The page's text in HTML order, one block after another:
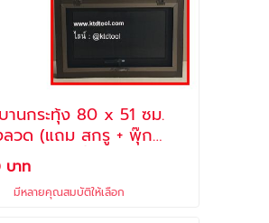
านกระทุ้ง 80 x 51 ซม.
วด (แถม สกรู + พุ๊ก
ำหรับติดตั้ง)
บาท
มีหลายคุณสมบัติให้เลือก